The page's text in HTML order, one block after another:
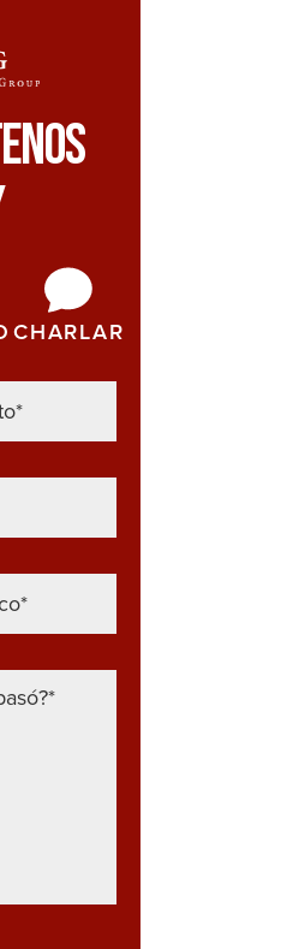
CHARLAR